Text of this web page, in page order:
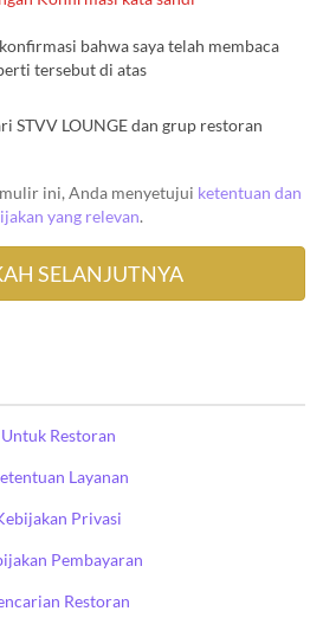
bahwa saya telah membaca
tersebut di atas
STVV LOUNGE dan grup restoran
ini, Anda menyetujui ketentuan dan
yang relevan.
Untuk Restoran
Layanan
Privasi
Pembayaran
Restoran